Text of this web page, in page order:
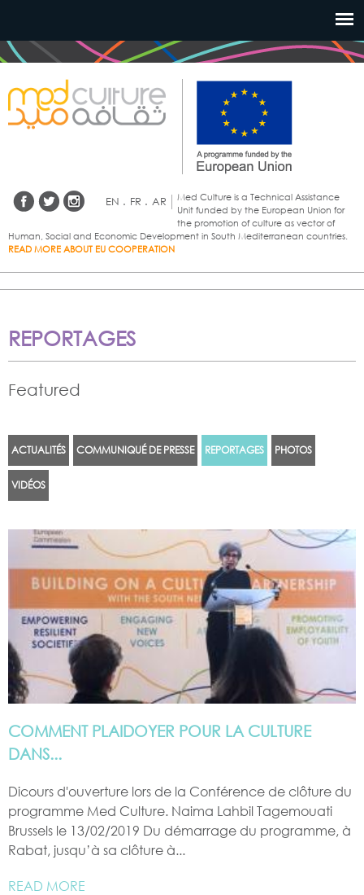
Aller au
contenu
principal
EN . FR . AR
Med Culture is a Technical Assistance
Unit funded by the European Union for
the promotion of culture as vector of
Human, Social and Economic Development in South Mediterranean countries.
READ MORE ABOUT EU COOPERATION
REPORTAGES
Featured
ACTUALITÉS COMMUNIQUÉ DE PRESSE REPORTAGES PHOTOS
VIDÉOS
COMMENT PLAIDOYER POUR LA CULTURE
DANS...
Dicours d'ouverture lors de la Conférence de clôture du
programme Med Culture. Naima Lahbil Tagemouati
Brussels le 13/02/2019 Du démarrage du programme, à
Rabat, jusqu’à sa clôture à...
READ MORE